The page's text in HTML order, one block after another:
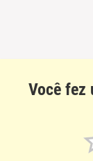
Você fez